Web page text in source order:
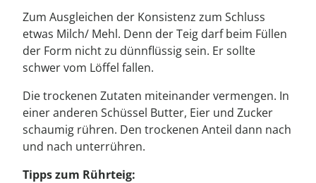
Zum Ausgleichen der Konsistenz zum Schluss
etwas Milch/ Mehl. Denn der Teig darf beim Füllen
der Form nicht zu dünnflüssig sein. Er sollte
schwer vom Löffel fallen.
Die trockenen Zutaten miteinander vermengen. In
einer anderen Schüssel Butter, Eier und Zucker
schaumig rühren. Den trockenen Anteil dann nach
und nach unterrühren.
Tipps zum Rührteig: